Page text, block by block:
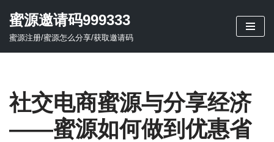
跳
蜜源邀请码999333
蜜源注册/蜜源怎么分享/获取邀请码
社交电商蜜源与分享经济
——蜜源如何做到优惠省